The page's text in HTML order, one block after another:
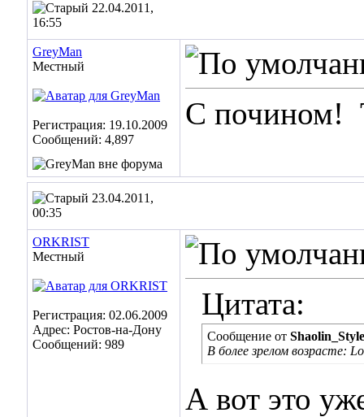
22.04.2011,
16:55
GreyMan
Местный
Регистрация: 19.10.2009
Сообщений: 4,897
С почином!
23.04.2011,
00:35
ORKRIST
Местный
Регистрация: 02.06.2009
Адрес: Ростов-на-Дону
Сообщений: 989
Цитата:
Сообщение от Shaolin_Style
В более зрелом возрасте:
А вот это